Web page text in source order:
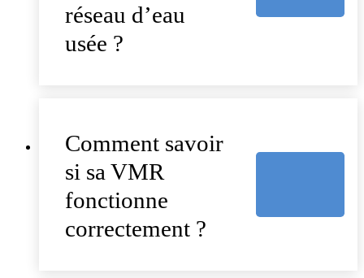
réseau d’eau
usée ?
Comment savoir
si sa VMR
fonctionne
correctement ?